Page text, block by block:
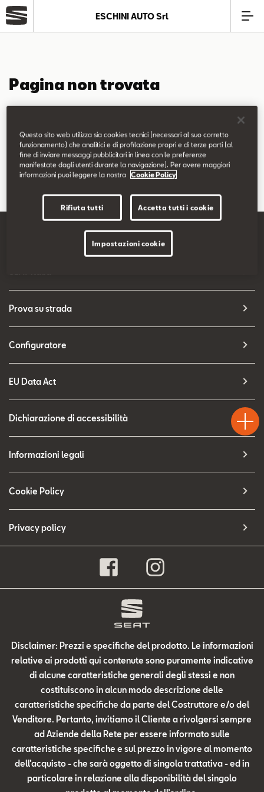
Modelli
Service
Business
SEAT Usato Certificato
Configuratore
ESCHINI AUTO Srl
Pagina non trovata
Puoi continuare a esplorare il sito usando il menù di navigazione
qui sopra.
Prova su strada
Configuratore
EU Data Act
Dichiarazione di accessibilità
Informazioni legali
Cookie Policy
Privacy policy
Disclaimer: Prezzi e specifiche del prodotto. Le informazioni
relative ai prodotti qui contenute sono puramente indicative
di alcune caratteristiche generali degli stessi e non
costituiscono in alcun modo descrizione delle
caratteristiche specifiche da parte del Costruttore e/o del
Venditore. Pertanto, invitiamo il Cliente a rivolgersi sempre
ad Aziende della Rete per essere informato sulle
caratteristiche specifiche e sul prezzo in vigore al momento
dell’acquisto - che sarà oggetto di singola trattativa - ed in
particolare in relazione alla disponibilità del singolo
Test
Drive
Chiama
Questo sito web utilizza sia cookies tecnici (necessari al suo corretto
funzionamento) che analitici e di profilazione propri e di terze parti (al
fine di inviare messaggi pubblicitari in linea con le preferenze
manifestate dagli utenti durante la navigazione). Per avere maggiori
informazioni puoi leggere la nostra
Cookie Policy
Rifiuta tutti Accetta tutti i cookie
Impostazioni cookie